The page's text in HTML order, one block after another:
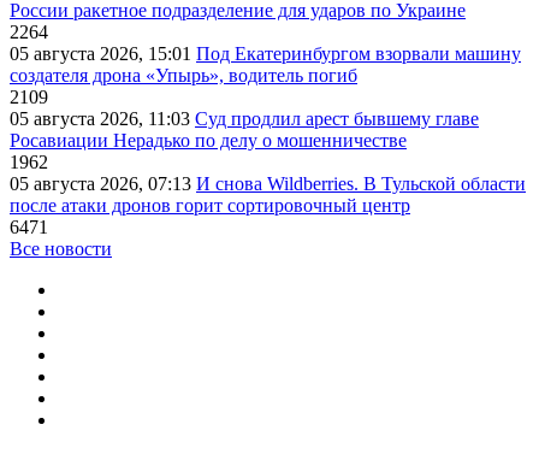
России ракетное подразделение для ударов по Украине
2264
05 августа 2026, 15:01 Под Екатеринбургом взорвали машину
создателя дрона «Упырь», водитель погиб
2109
05 августа 2026, 11:03 Суд продлил арест бывшему главе
Росавиации Нерадько по делу о мошенничестве
1962
05 августа 2026, 07:13 И снова Wildberries. В Тульской области
после атаки дронов горит сортировочный центр
6471
Все новости